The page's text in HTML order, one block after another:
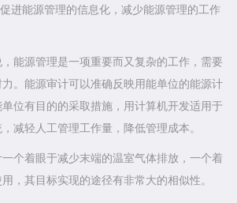
进能源管理的信息化，减少能源管理的工作
能源管理是一项重要而又复杂的工作，需要
。能源审计可以准确反映用能单位的能源计
位有目的的采取措施，用计算机开发适用于
减轻人工管理工作量，降低管理成本。
个着眼于减少末端的温室气体排放，一个着
，其目标实现的途径有非常大的相似性。